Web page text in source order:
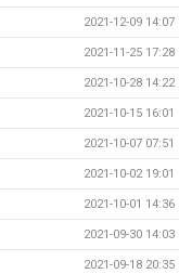
2021-12-09 14:07
2021-11-25 17:28
2021-10-28 14:22
2021-10-15 16:01
2021-10-07 07:51
2021-10-02 19:01
2021-10-01 14:36
2021-09-30 14:03
2021-09-18 20:35